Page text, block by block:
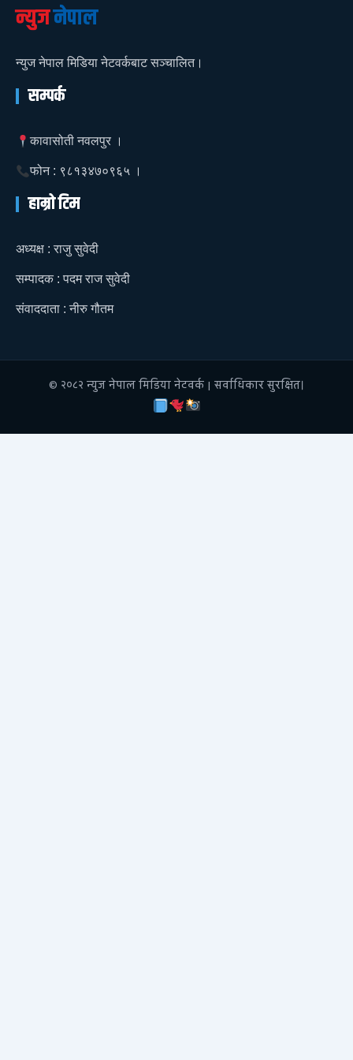
न्युजनेपाल
न्युज नेपाल मिडिया नेटवर्कबाट सञ्चालित।
सम्पर्क
कावासोती नवलपुर ।
फोन : ९८१३४७०९६५ ।
हाम्रो टिम
अध्यक्ष : राजु सुवेदी
सम्पादक : पदम राज सुवेदी
संवाददाता : नीरु गौतम
© २०८२ न्युज नेपाल मिडिया नेटवर्क | सर्वाधिकार सुरक्षित।